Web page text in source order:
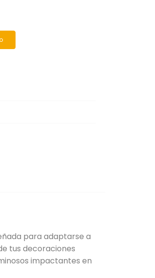
para adaptarse a
tus decoraciones
impactantes en